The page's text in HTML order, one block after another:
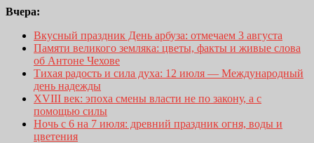
Вчера:
Вкусный праздник День арбуза: отмечаем 3 августа
Памяти великого земляка: цветы, факты и живые слова
об Антоне Чехове
Тихая радость и сила духа: 12 июля — Международный
день надежды
XVIII век: эпоха смены власти не по закону, а с
помощью силы
Ночь с 6 на 7 июля: древний праздник огня, воды и
цветения